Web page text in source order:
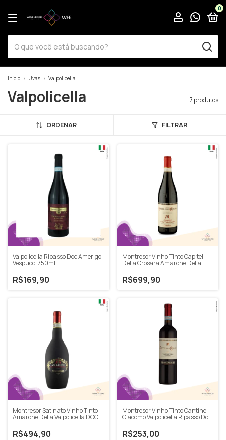
0
Início > Uvas > Valpolicella
Valpolicella 7 produtos
ORDENAR FILTRAR
Valpolicella Ripasso Doc Amerigo
Vespucci 750ml
R$169,90
Montresor Vinho Tinto Capitel
Della Crosara Amarone Della
R$699,90
Montresor Satinato Vinho Tinto
Amarone Della Valpolicella DOCG
R$494,90
Montresor Vinho Tinto Cantine
Giacomo Valpolicella Ripasso Doc
R$253,00